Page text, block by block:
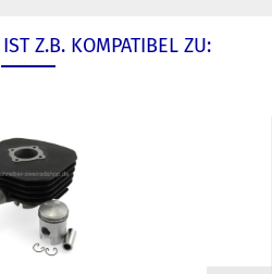
Z.B. KOMPATIBEL ZU: